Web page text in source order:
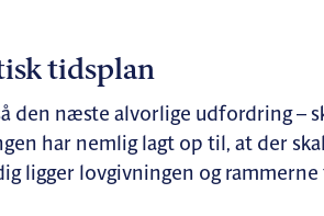
tidsplan
den næste alvorlige udfordring –
har nemlig lagt op til, at der
ligger lovgivningen og